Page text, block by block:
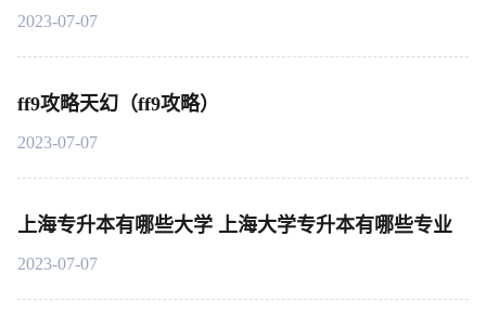
2023-07-07
ff9攻略天幻（ff9攻略）
2023-07-07
上海专升本有哪些大学 上海大学专升本有哪些专业
2023-07-07